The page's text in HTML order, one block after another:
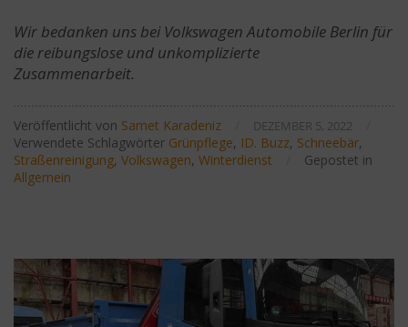
Wir bedanken uns bei Volkswagen Automobile Berlin für
die reibungslose und unkomplizierte
Zusammenarbeit.
Veröffentlicht von Samet Karadeniz DEZEMBER 5, 2022
Verwendete Schlagwörter Grünpflege, ID. Buzz, Schneebär,
Straßenreinigung, Volkswagen, Winterdienst
Gepostet in
Allgemein